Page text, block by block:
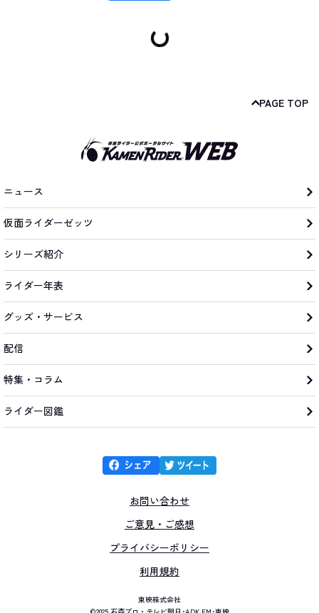
PAGE TOP
ニュース
仮面ライダーゼッツ
シリーズ紹介
ライダー年表
グッズ・サービス
配信
特集・コラム
ライダー図鑑
お問い合わせ
ご意見・ご感想
プライバシーポリシー
利用規約
東映株式会社